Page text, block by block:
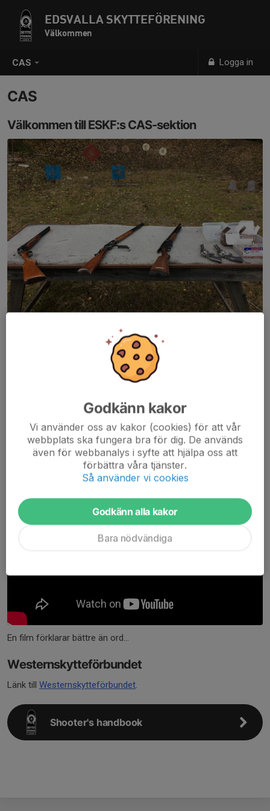
CAS Logga in
EDSVALLA SKYTTEFÖRENING
Välkommen
CAS
Välkommen till ESKF:s CAS-sektion
Här kommer vi att berätta mer om vad som händer inom CAS
(Cowboy Action Shooting).
Skytte med klassiska western-vapen som Colt Single Action
Are you ready?
En film förklarar bättre än ord...
Westernskytteförbundet
Länk till Westernskytteförbundet.
Shooter's handbook
Godkänn kakor
Vi använder oss av kakor (cookies) för att vår
webbplats ska fungera bra för dig. De används
även för webbanalys i syfte att hjälpa oss att
förbättra våra tjänster.
Så använder vi cookies
Godkänn alla kakor
Bara nödvändiga